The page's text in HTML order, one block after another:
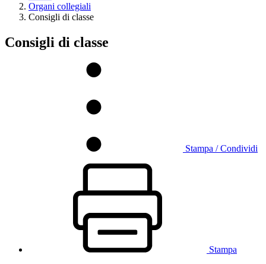
Organi collegiali
Consigli di classe
Consigli di classe
Stampa / Condividi
Stampa